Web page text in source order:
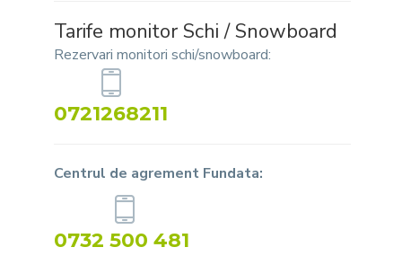
Tarife monitor Schi / Snowboard
Rezervari monitori schi/snowboard:
0721268211
Centrul de agrement Fundata:
0732 500 481